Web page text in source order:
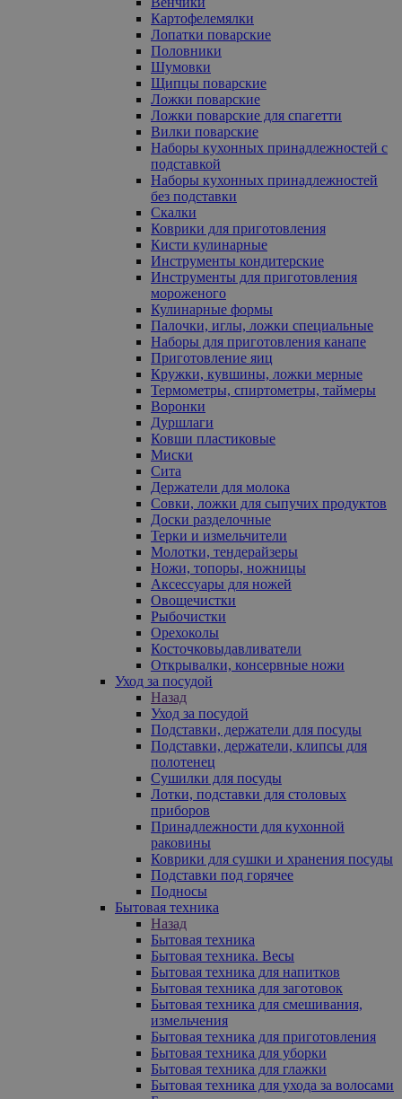
Картофелемялки
Лопатки поварские
Половники
Шумовки
Щипцы поварские
Ложки поварские
Ложки поварские для спагетти
Вилки поварские
Наборы кухонных принадлежностей с
подставкой
Наборы кухонных принадлежностей
без подставки
Скалки
Коврики для приготовления
Кисти кулинарные
Инструменты кондитерские
Инструменты для приготовления
мороженого
Кулинарные формы
Палочки, иглы, ложки специальные
Наборы для приготовления канапе
Приготовление яиц
Кружки, кувшины, ложки мерные
Термометры, спиртометры, таймеры
Воронки
Дуршлаги
Ковши пластиковые
Миски
Сита
Держатели для молока
Совки, ложки для сыпучих продуктов
Доски разделочные
Терки и измельчители
Молотки, тендерайзеры
Ножи, топоры, ножницы
Аксессуары для ножей
Овощечистки
Рыбочистки
Орехоколы
Косточковыдавливатели
Открывалки, консервные ножи
Уход за посудой
Назад
Уход за посудой
Подставки, держатели для посуды
Подставки, держатели, клипсы для
полотенец
Сушилки для посуды
Лотки, подставки для столовых
приборов
Принадлежности для кухонной
раковины
Коврики для сушки и хранения посуды
Подставки под горячее
Подносы
Бытовая техника
Назад
Бытовая техника
Бытовая техника. Весы
Бытовая техника для напитков
Бытовая техника для заготовок
Бытовая техника для смешивания,
измельчения
Бытовая техника для приготовления
Бытовая техника для уборки
Бытовая техника для глажки
Бытовая техника для ухода за волосами